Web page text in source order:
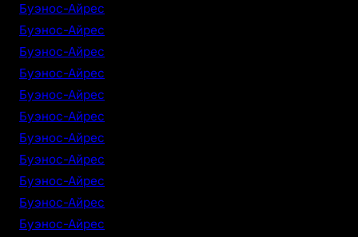
Буэнос-Айрес
Буэнос-Айрес
Буэнос-Айрес
Буэнос-Айрес
Буэнос-Айрес
Буэнос-Айрес
Буэнос-Айрес
Буэнос-Айрес
Буэнос-Айрес
Буэнос-Айрес
Буэнос-Айрес